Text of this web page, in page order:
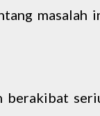
masalah
berakibat